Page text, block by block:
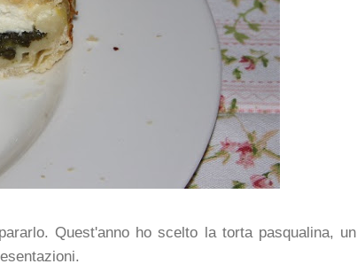
Quest'anno ho scelto la torta pasqualina, un